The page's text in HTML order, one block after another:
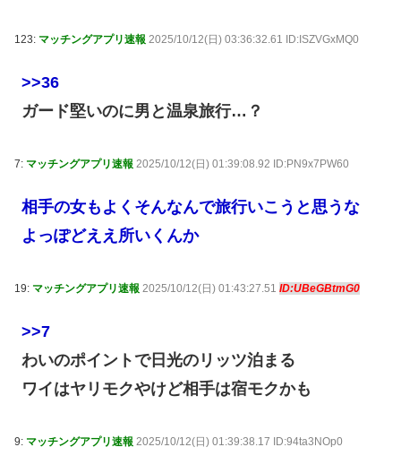
123: マッチングアプリ速報 2025/10/12(日) 03:36:32.61 ID:ISZVGxMQ0
>>36
ガード堅いのに男と温泉旅行…？
7: マッチングアプリ速報 2025/10/12(日) 01:39:08.92 ID:PN9x7PW60
相手の女もよくそんなんで旅行いこうと思うな
よっぽどええ所いくんか
19: マッチングアプリ速報 2025/10/12(日) 01:43:27.51 ID:UBeGBtmG0
>>7
わいのポイントで日光のリッツ泊まる
ワイはヤリモクやけど相手は宿モクかも
9: マッチングアプリ速報 2025/10/12(日) 01:39:38.17 ID:94ta3NOp0